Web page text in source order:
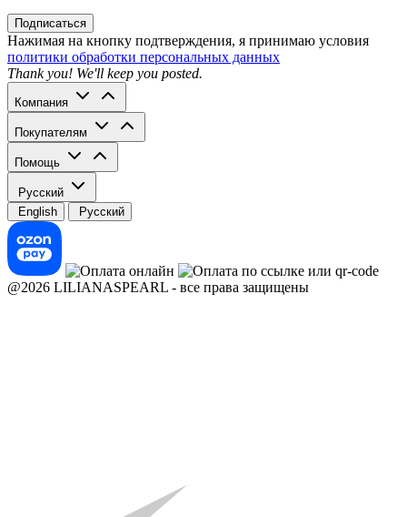
Подписаться
Нажимая на кнопку подтверждения, я принимаю условия
политики обработки персональных данных
Thank you! We'll keep you posted.
Компания
Покупателям
Помощь
Русский
English
Русский
@2026 LILIANASPEARL - все права защищены